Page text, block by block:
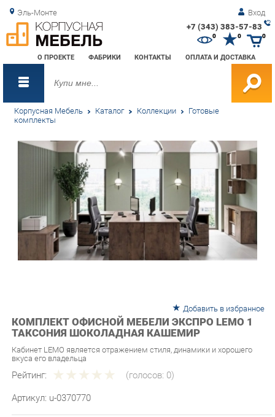
Эль-Монте Вход
+7 (343) 383-57-83
О ПРОЕКТЕ ФАБРИКИ КОНТАКТЫ ОПЛАТА И ДОСТАВКА
0 0
Корпусная Мебель Каталог Коллекции Готовые
комплекты
КОМПЛЕКТ ОФИСНОЙ МЕБЕЛИ ЭКСПРО LEMO 1
ТАКСОНИЯ ШОКОЛАДНАЯ КАШЕМИР
Кабинет LEMO является отражением стиля, динамики и хорошего
Рейтинг:
Артикул: u-0370770